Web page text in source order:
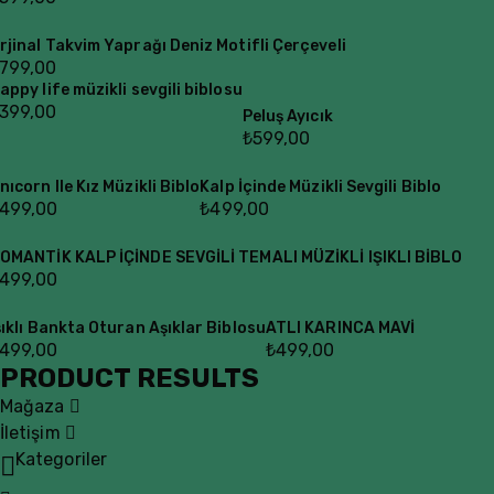
Takvim Yaprağı Deniz Motifli Çerçeveli
799,00
life müzikli sevgili biblosu
399,00 Peluş Ayıcık
₺599,00
Ile Kız Müzikli Biblo
499,00
Kalp İçinde Müzikli Sevgili Biblo
₺499,00
KALP İÇİNDE SEVGİLİ TEMALI MÜZİKLİ IŞIKLI BİBLO
499,00
Bankta Oturan Aşıklar Biblosu
499,00
ATLI KARINCA MAVİ
₺499,00
PRODUCT RESULTS
Mağaza
İletişim
Kategoriler